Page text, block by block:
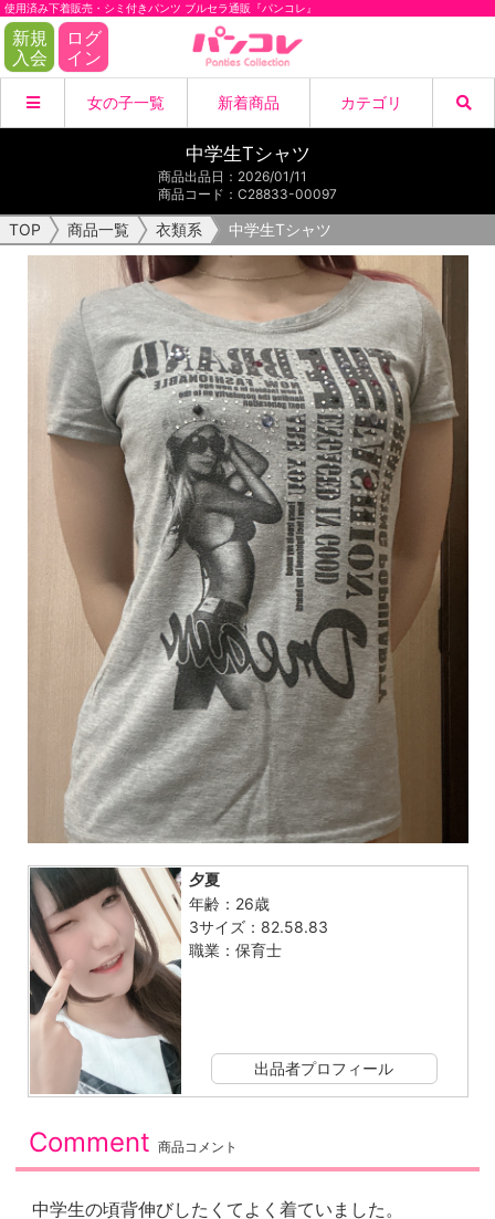
使用済み下着販売・シミ付きパンツ ブルセラ通販『パンコレ』
新規
入会
ログ
イン
女の子一覧 新着商品 カテゴリ
パンティー
ブラジャー B&Pセット
衣類系
その他下着 リクエスト
愛用品 画像・動画
DL動画 初出品商品
閉じる
検索
閉じる
中学生Tシャツ
商品出品日 ： 2026/01/11
商品コード ： C28833-00097
TOP 商品一覧 衣類系 中学生Tシャツ
夕夏
年齢：26歳
3サイズ：82.58.83
職業：保育士
出品者プロフィール
Comment 商品コメント
中学生の頃背伸びしたくてよく着ていました。